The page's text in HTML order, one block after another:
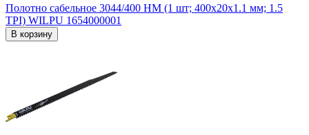
Полотно сабельное 3044/400 НМ (1 шт; 400х20х1.1 мм; 1.5
TPI) WILPU 1654000001
В корзину